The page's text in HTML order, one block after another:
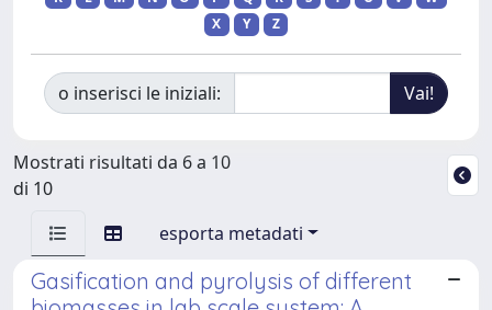
X
Y Z
o inserisci le iniziali:
Mostrati risultati da 6 a 10
di 10
esporta metadati
Gasification and pyrolysis of different